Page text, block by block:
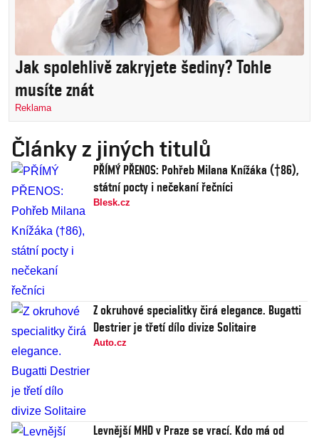
Jak spolehlivě zakryjete šediny? Tohle
musíte znát
Reklama
Články z jiných titulů
PŘÍMÝ PŘENOS: Pohřeb Milana Knížáka (†86),
státní pocty i nečekaní řečníci
Blesk.cz
Z okruhové specialitky čirá elegance. Bugatti
Destrier je třetí dílo divize Solitaire
Auto.cz
Levnější MHD v Praze se vrací. Kdo má od